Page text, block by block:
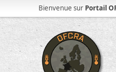
Bienvenue sur Portail